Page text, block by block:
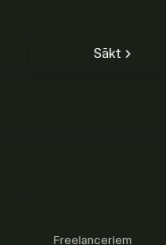
Sākt
Freelanceriem